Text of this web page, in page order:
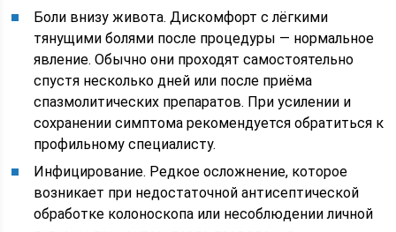
Боли внизу живота. Дискомфорт с лёгкими
тянущими болями после процедуры — нормальное
явление. Обычно они проходят самостоятельно
спустя несколько дней или после приёма
спазмолитических препаратов. При усилении и
сохранении симптома рекомендуется обратиться к
профильному специалисту.
Инфицирование. Редкое осложнение, которое
возникает при недостаточной антисептической
обработке колоноскопа или несоблюдении личной